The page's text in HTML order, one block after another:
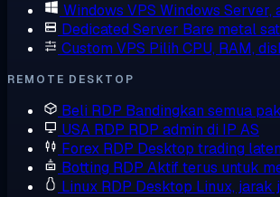
Windows VPS Windows Server,
Dedicated Server Bare metal
Custom VPS Pilih CPU, RAM,
REMOTE DESKTOP
Beli RDP Bandingkan semua
USA RDP RDP admin di IP AS
Forex RDP Desktop trading
Botting RDP Aktif terus untuk
Linux RDP Desktop Linux, jarak